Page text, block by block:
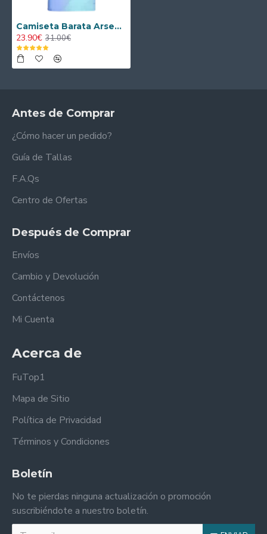
Camiseta Barata Arsenal Alternativo 2024/25 Versión Jugador
23.90€ 31.00€
Antes de Comprar
¿Cómo hacer un pedido?
Guía de Tallas
F.A.Qs
Centro de Ofertas
Después de Comprar
Envíos
Cambio y Devolución
Contáctenos
Mi Cuenta
Acerca de
FuTop1
Mapa de Sitio
Política de Privacidad
Términos y Condiciones
Boletín
No te pierdas ninguna actualización o promoción
suscribiéndote a nuestro boletín.